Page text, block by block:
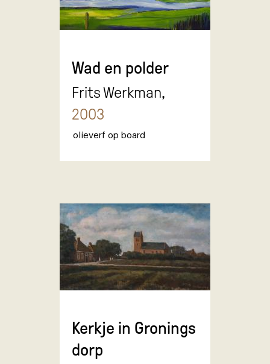
Wad en polder
Frits Werkman,
2003
olieverf op board
Kerkje in Gronings
dorp